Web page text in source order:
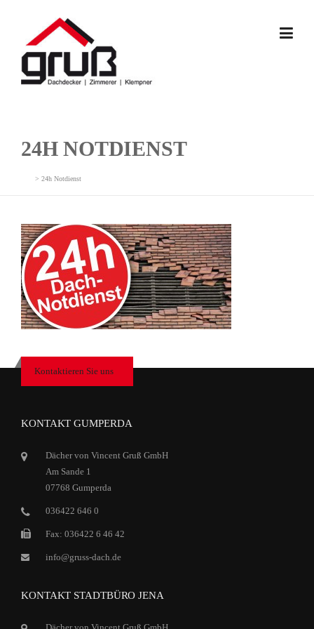
24H NOTDIENST
> 24h Notdienst
Kontaktieren Sie uns
KONTAKT GUMPERDA
Dächer von Vincent Gruß GmbH
Am Sande 1
07768 Gumperda
036422 646 0
Fax: 036422 6 46 42
info@gruss-dach.de
KONTAKT STADTBÜRO JENA